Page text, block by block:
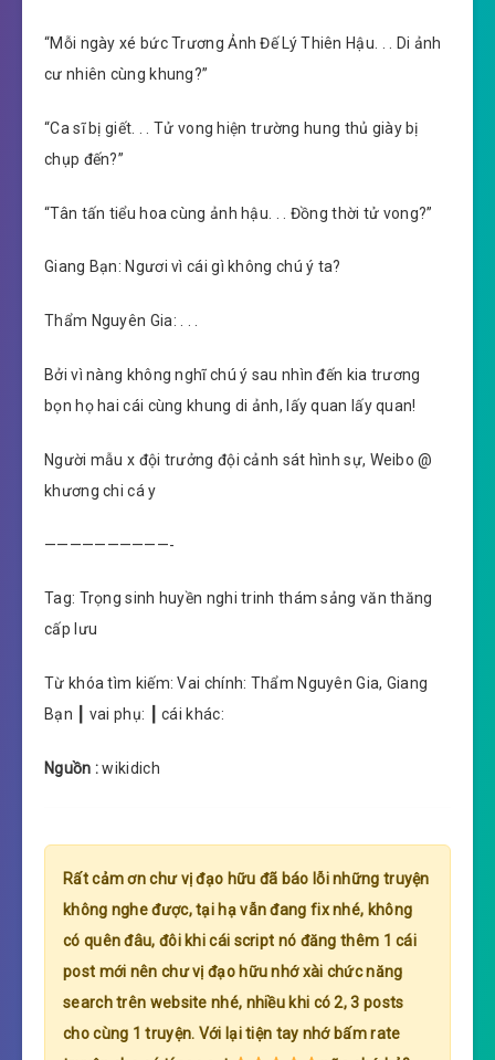
“Mỗi ngày xé bức Trương Ảnh Đế Lý Thiên Hậu. . . Di ảnh
cư nhiên cùng khung?”
“Ca sĩ bị giết. . . Tử vong hiện trường hung thủ giày bị
chụp đến?”
“Tân tấn tiểu hoa cùng ảnh hậu. . . Đồng thời tử vong?”
Giang Bạn: Ngươi vì cái gì không chú ý ta?
Thẩm Nguyên Gia: . . .
Bởi vì nàng không nghĩ chú ý sau nhìn đến kia trương
bọn họ hai cái cùng khung di ảnh, lấy quan lấy quan!
Người mẫu x đội trưởng đội cảnh sát hình sự, Weibo @
khương chi cá y
——————————-
Tag: Trọng sinh huyền nghi trinh thám sảng văn thăng
cấp lưu
Từ khóa tìm kiếm: Vai chính: Thẩm Nguyên Gia, Giang
Bạn ┃ vai phụ: ┃ cái khác:
Nguồn :wikidich
Rất cảm ơn chư vị đạo hữu đã báo lỗi những truyện
không nghe được, tại hạ vẫn đang fix nhé, không
có quên đâu, đôi khi cái script nó đăng thêm 1 cái
post mới nên chư vị đạo hữu nhớ xài chức năng
search trên website nhé, nhiều khi có 2, 3 posts
cho cùng 1 truyện. Với lại tiện tay nhớ bấm rate